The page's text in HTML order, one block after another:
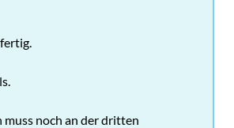
muss noch an der dritten